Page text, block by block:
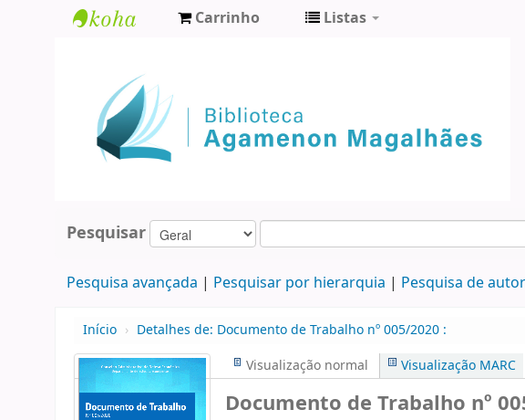
Agamenon
Magalhães
Carrinho Listas
Pesquisar
Pesquisa avançada Pesquisar por hierarquia Pesquisa de
Início › Detalhes de: Documento de Trabalho nº 005/2020 :
Visualização normal
Visualização MARC
Documento de Trabalho nº